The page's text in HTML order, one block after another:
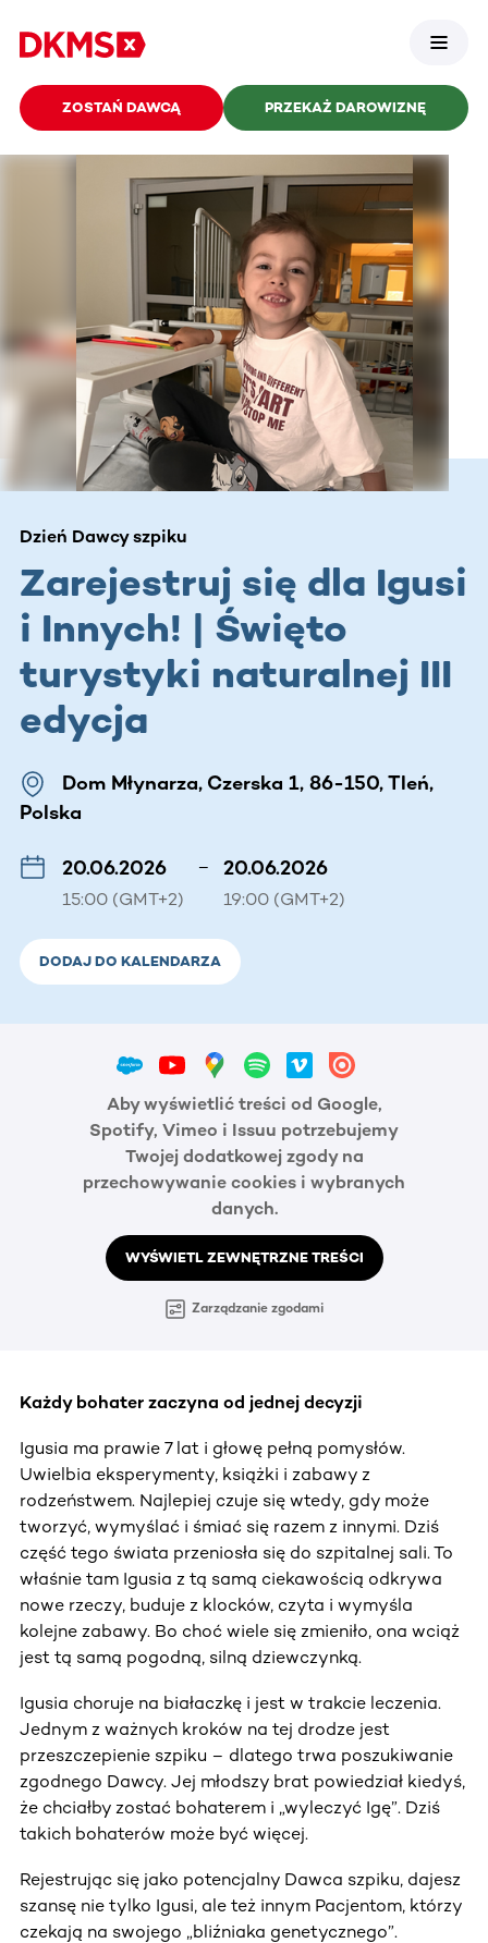
ZOSTAŃ DAWCĄ PRZEKAŻ DAROWIZNĘ
Dzień Dawcy szpiku
Zarejestruj się dla Igusi
i Innych! | Święto
turystyki naturalnej III
edycja
Dom Młynarza, Czerska 1, 86-150, Tleń,
Polska
20.06.2026
15:00 (GMT+2)
– 20.06.2026
19:00 (GMT+2)
DODAJ DO KALENDARZA
Aby wyświetlić treści od Google,
Spotify, Vimeo i Issuu potrzebujemy
Twojej dodatkowej zgody na
przechowywanie cookies i wybranych
danych.
WYŚWIETL ZEWNĘTRZNE TREŚCI
Zarządzanie zgodami
Każdy bohater zaczyna od jednej decyzji
Igusia ma prawie 7 lat i głowę pełną pomysłów.
Uwielbia eksperymenty, książki i zabawy z
rodzeństwem. Najlepiej czuje się wtedy, gdy może
tworzyć, wymyślać i śmiać się razem z innymi. Dziś
część tego świata przeniosła się do szpitalnej sali. To
właśnie tam Igusia z tą samą ciekawością odkrywa
nowe rzeczy, buduje z klocków, czyta i wymyśla
kolejne zabawy. Bo choć wiele się zmieniło, ona wciąż
jest tą samą pogodną, silną dziewczynką.
Igusia choruje na białaczkę i jest w trakcie leczenia.
Jednym z ważnych kroków na tej drodze jest
przeszczepienie szpiku – dlatego trwa poszukiwanie
zgodnego Dawcy. Jej młodszy brat powiedział kiedyś,
że chciałby zostać bohaterem i „wyleczyć Igę”. Dziś
takich bohaterów może być więcej.
Rejestrując się jako potencjalny Dawca szpiku, dajesz
szansę nie tylko Igusi, ale też innym Pacjentom, którzy
czekają na swojego „bliźniaka genetycznego”.